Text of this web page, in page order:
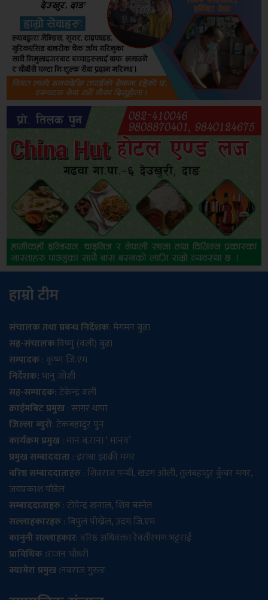
हाम्रो टीम
संचालक तथा प्रबन्ध निर्देशक: मेगमन बुढा
सह-संचालक:विष्णु (वली) बुढा
सम्पादक: कृष्ण जि.एम
निर्देशक:भानु जोशी
सह-सम्पादक:टेकेन्द्र वली
क्राईमबिट प्रमुख: सागर थापा
जिल्ला ब्युरो: टेकबहादुर पुन
कार्यक्रम प्रमुख: मान ब.राना ‘ मानव’
प्रमुख सम्बाददाता: इराधा झाक्री मगर
वरिष्ठ सम्बाददाताहरु: शिवराज पन्थी, खडग ओली, तुलबहादुर कुँवर मगर,
जयप्रकाश पौडेल
सम्बाददाताहरु: टोपेन्द्र खनाल, शिव बस्नेत
सल्लाहकारहरु: बिपुल पोख्रेल, उदय जि.एम
कानुनी सल्लाहकार: वरिष्ठ अधिवक्ता रेवतीरमण भट्टराई
प्राविधिक :राजन चौधरी
क्यामेरा प्रमुख :नवराज गुरुङ